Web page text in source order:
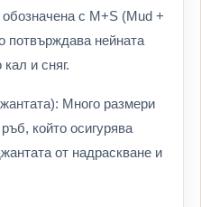
с M+S (Mud +
потвърждава нейната
и сняг.
Много размери
който осигурява
от надраскване и